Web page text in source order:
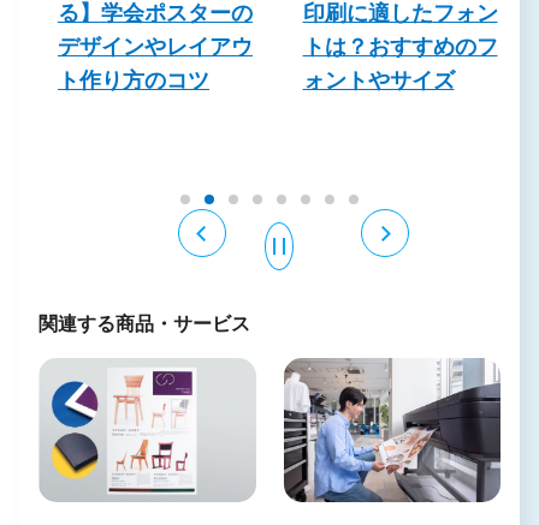
る】学会ポスターの
デザインやレイアウ
ト作り方のコツ
印刷に適したフォン
トは？おすすめのフ
ォントやサイズ
関連する商品・サービス